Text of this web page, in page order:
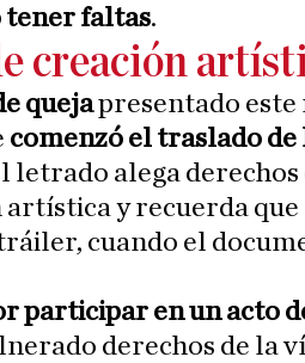
tener faltas.
creación
quejapresentado este
comenzó el traslado de
letrado alega
y recuerda que
cuando el
participar en un acto
derechos de la